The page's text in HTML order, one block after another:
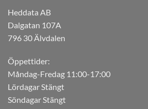
Heddata AB
Dalgatan 107A
796 30 Älvdalen
Öppettider:
Måndag-Fredag 11:00-17:00
Lördagar Stängt
Söndagar Stängt